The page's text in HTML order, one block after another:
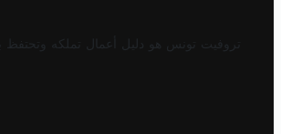
تروفيت تونس هو دليل أعمال تملكه وتحتفظ